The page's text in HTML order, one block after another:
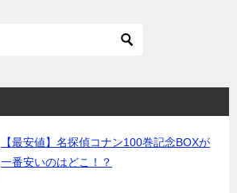
【最安値】名探偵コナン100巻記念BOXが
一番安いのはどこ！？